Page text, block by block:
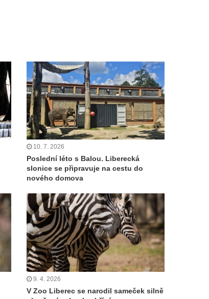
10. 7. 2026
Poslední léto s Balou. Liberecká
slonice se připravuje na cestu do
nového domova
9. 4. 2026
V Zoo Liberec se narodil sameček silně